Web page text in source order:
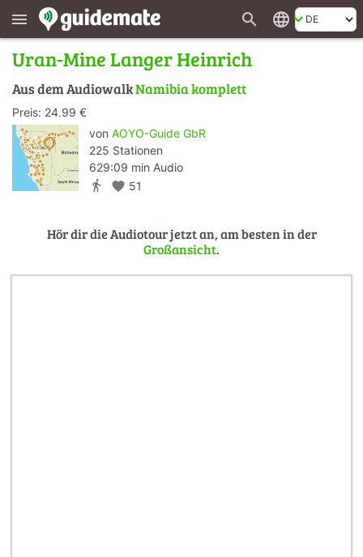
menu search language
Uran-Mine Langer Heinrich
Aus dem AudiowalkNamibia komplett
Preis: 24.99 €
von AOYO-Guide GbR
225 Stationen
629:09 min Audio
directions_walk favorite 51
Hör dir die Audiotour jetzt an, am besten in der
Großansicht.